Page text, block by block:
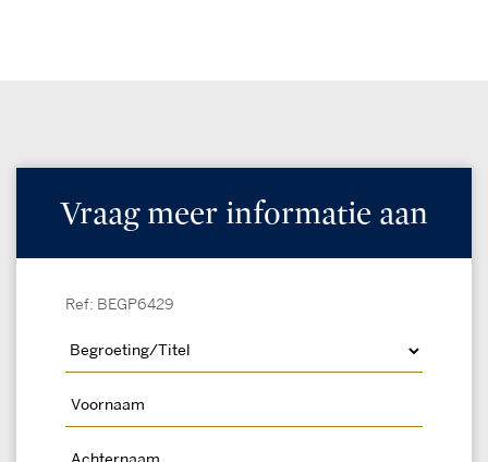
Vraag meer informatie aan
Ref: BEGP6429